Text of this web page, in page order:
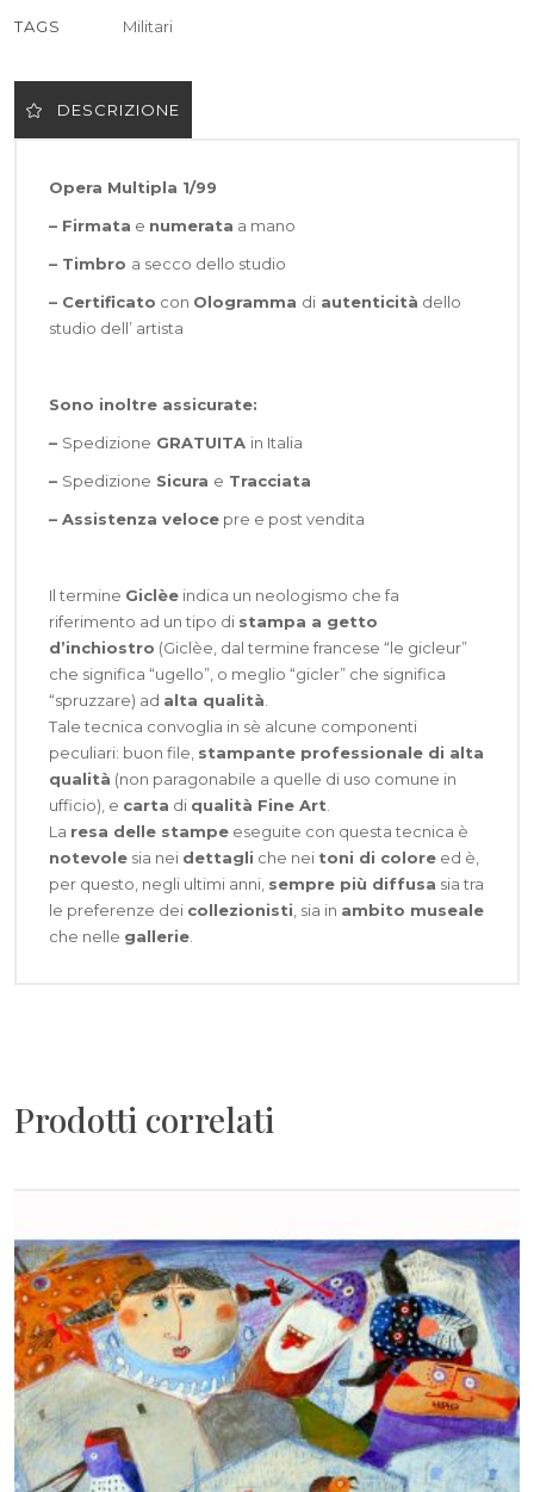
TAGS
Militari
DESCRIZIONE
Opera Multipla 1/99
– Firmata e numerata a mano
– Timbro a secco dello studio
– Certificato con Ologramma diautenticità dello
studio dell’ artista
Sono inoltre assicurate:
– Spedizione GRATUITA in Italia
– Spedizione Sicura e Tracciata
– Assistenza velocepre e post vendita
Il termine Giclèeindica un neologismo che fa
riferimento ad un tipo di stampa a getto
d’inchiostro (Giclèe, dal termine francese “le gicleur”
che significa “ugello”, o meglio “gicler” che significa
“spruzzare) ad alta qualità
Tale tecnica convoglia in sè alcune componenti
peculiari: buon file, stampante professionale di alta
qualità (non paragonabile a quelle di uso comune in
ufficio), e carta di qualità Fine Art
La resa delle stampeeseguite con questa tecnica è
notevolesia nei dettagli che nei toni di coloreed è,
per questo, negli ultimi anni, sempre più diffusa sia tra
le preferenze dei collezionisti , sia in ambito museale
che nelle gallerie.
Prodotti correlati